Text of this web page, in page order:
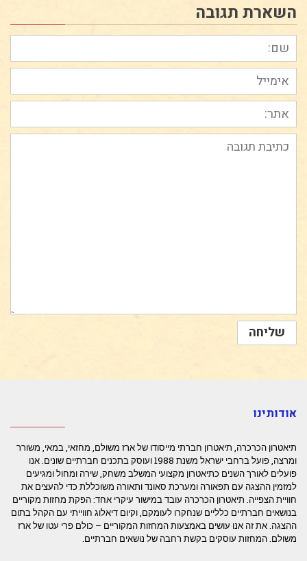
השארת תגובה
אודותינו
תיאטרון הכרכרה, תיאטרון חברתי מייסודו של ארז משולם, מחזאי, במאי, משורר
ומרצה, פועל ברחבי ישראל משנת 1988 ועוסק בתכנים חברתיים שונים. אנו
פועלים לאורך השנים כתיאטרון מקצועי המשלב משחק, שירה ומחול ומגיעים
למזמין ההצגה עם תפאורה ומערכת סאונד ותאורה משוכללת כדי להעצים את
חוויית הצפייה. תיאטרון הכרכרה עובד במישור עיקרי אחד: הפקת מחזות מקוריים
בנושאים חברתיים כלליים שנחקרו לעומקם, וקיום דיאלוג חווייתי עם הקהל בתום
ההצגה. את זה אנו עושים באמצעות המחזות המקוריים – כולם פרי עטו של ארז
משולם. המחזות עוסקים בקשת רחבה של נושאים חברתיים.